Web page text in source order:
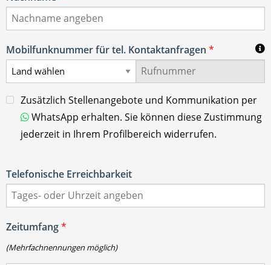
Mobilfunknummer für tel. Kontaktanfragen *
Zusätzlich Stellenangebote und Kommunikation per
WhatsApp erhalten. Sie können diese Zustimmung
jederzeit in Ihrem Profilbereich widerrufen.
Telefonische Erreichbarkeit
Zeitumfang*
(Mehrfachnennungen möglich)